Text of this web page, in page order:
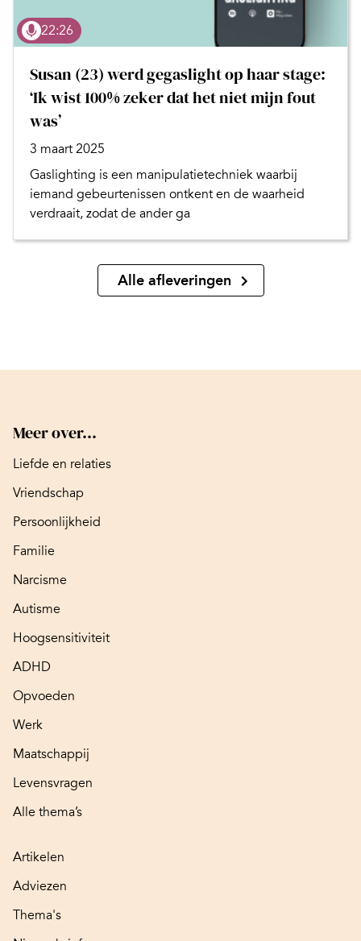
22:26
Susan (23) werd gegaslight op haar stage:
‘Ik wist 100% zeker dat het niet mijn fout
was’
3 maart 2025
Gaslighting is een manipulatietechniek waarbij
iemand gebeurtenissen ontkent en de waarheid
verdraait, zodat de ander ga
Alle afleveringen
Meer over...
Liefde en relaties
Vriendschap
Persoonlijkheid
Familie
Narcisme
Autisme
Hoogsensitiviteit
ADHD
Opvoeden
Werk
Maatschappij
Levensvragen
Alle thema’s
Artikelen
Adviezen
Thema's